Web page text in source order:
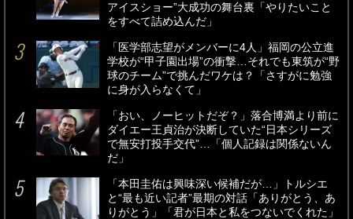
アイスショー”大成功の舞台裏「やりたいこと
をすべて詰め込んだ」
「医学部志望がメンバーに4人」福岡の公立進
学校が“甲子園出場”の衝撃…それでも東筑が“野
球のチーム”で挑んだワケは？「さすがに勉強
に身が入らなくて」
「おい、ノーヒットだぞ？」落合博満より前に
ダイエー王貞治が決断していた“日本シリーズ
で無安打投手交代”…「個人記録は関係ないん
だ」
「本田圭佑は興味深い候補だが…」トルシエ
と“最も近い記者”最期の対話「ありがとう、あ
りがとう」「君が日本と私をつないでくれた」